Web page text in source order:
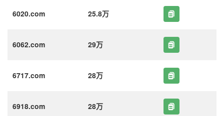
6020.com 25.8万
6062.com 29万
6717.com 28万
6918.com 28万